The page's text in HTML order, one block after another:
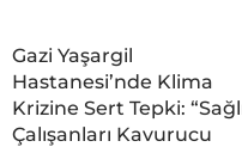
Gazi Yaşargil
Hastanesi’nde Klima
Krizine Sert Tepki:
Çalışanları Kavurucu